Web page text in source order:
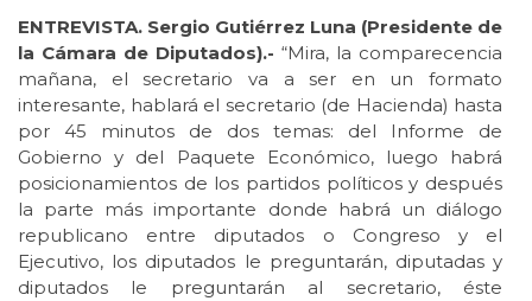
ENTREVISTA. Sergio Gutiérrez Luna (Presidente de
la Cámara de Diputados).- “Mira, la comparecencia
mañana, el secretario va a ser en un formato
interesante, hablará el secretario (de Hacienda) hasta
por 45 minutos de dos temas: del Informe de
Gobierno y del Paquete Económico, luego habrá
posicionamientos de los partidos políticos y después
la parte más importante donde habrá un diálogo
republicano entre diputados o Congreso y el
Ejecutivo, los diputados le preguntarán, diputadas y
diputados le preguntarán al secretario, éste